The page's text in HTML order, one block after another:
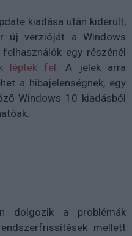
kiadása után kiderült,
új verzióját a Windows
egy részénél
léptek fel. A jelek arra
a hibajelenségnek, egy
Windows 10 kiadásból
dolgozik a problémák
mellett